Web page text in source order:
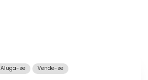
Aluga-se Vende-se